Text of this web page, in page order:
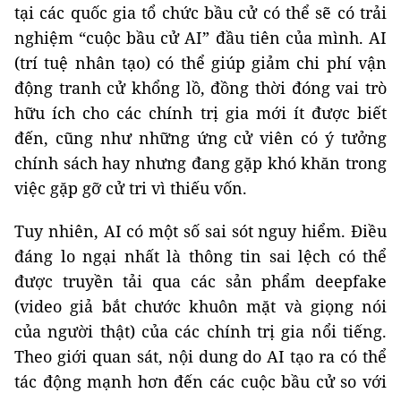
tại các quốc gia tổ chức bầu cử có thể sẽ có trải
nghiệm “cuộc bầu cử AI” đầu tiên của mình. AI
(trí tuệ nhân tạo) có thể giúp giảm chi phí vận
động tranh cử khổng lồ, đồng thời đóng vai trò
hữu ích cho các chính trị gia mới ít được biết
đến, cũng như những ứng cử viên có ý tưởng
chính sách hay nhưng đang gặp khó khăn trong
việc gặp gỡ cử tri vì thiếu vốn.
Tuy nhiên, AI có một số sai sót nguy hiểm. Điều
đáng lo ngại nhất là thông tin sai lệch có thể
được truyền tải qua các sản phẩm deepfake
(video giả bắt chước khuôn mặt và giọng nói
của người thật) của các chính trị gia nổi tiếng.
Theo giới quan sát, nội dung do AI tạo ra có thể
tác động mạnh hơn đến các cuộc bầu cử so với